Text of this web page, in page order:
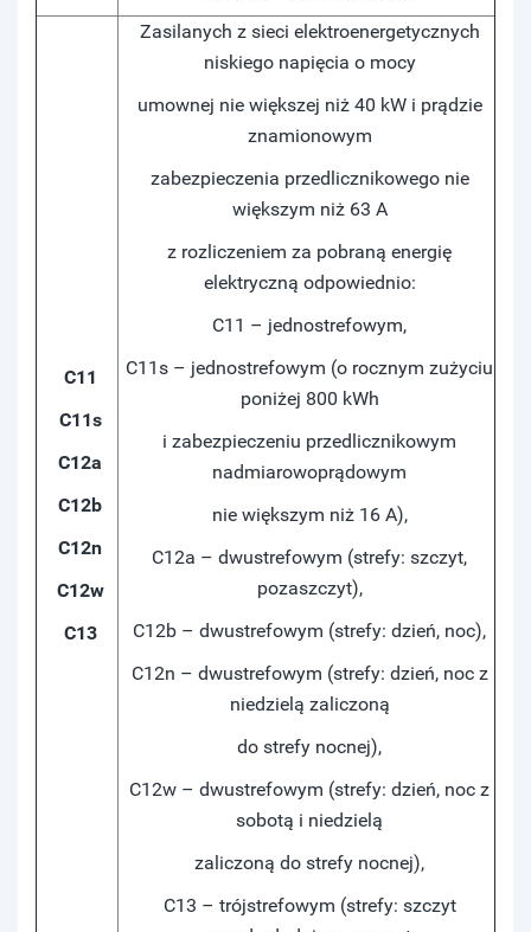
C11
C11s
C12a
C12b
C12n
C12w
C13
Zasilanych z sieci elektroenergetycznych
niskiego napięcia o mocy
umownej nie większej niż 40 kW i prądzie
znamionowym
zabezpieczenia przedlicznikowego nie
większym niż 63 A
z rozliczeniem za pobraną energię
elektryczną odpowiednio:
C11 – jednostrefowym,
C11s – jednostrefowym (o rocznym zużyciu
poniżej 800 kWh
i zabezpieczeniu przedlicznikowym
nadmiarowoprądowym
nie większym niż 16 A),
C12a – dwustrefowym (strefy: szczyt,
pozaszczyt),
C12b – dwustrefowym (strefy: dzień, noc),
C12n – dwustrefowym (strefy: dzień, noc z
niedzielą zaliczoną
do strefy nocnej),
C12w – dwustrefowym (strefy: dzień, noc z
sobotą i niedzielą
zaliczoną do strefy nocnej),
C13 – trójstrefowym (strefy: szczyt